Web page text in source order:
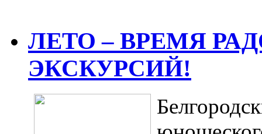
ЛЕТО – ВРЕМЯ
ЭКСКУРСИЙ!